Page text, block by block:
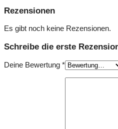
Rezensionen
Es gibt noch keine Rezensionen.
Schreibe die erste
Deine Bewertung *